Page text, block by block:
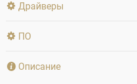
Драйверы
ПО
Описание